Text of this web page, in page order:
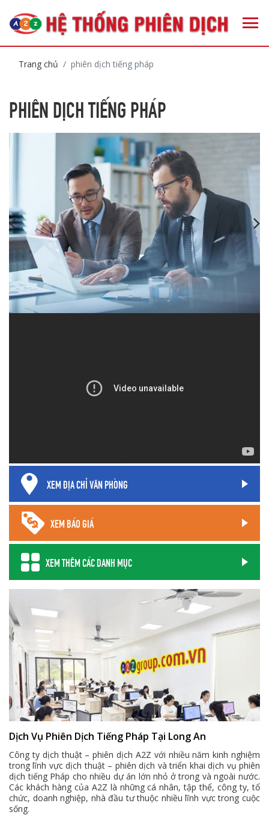
Trang chủ phiên dịch tiếng pháp
PHIÊN DỊCH TIẾNG PHÁP
XEM ĐỊA CHỈ VĂN PHÒNG
XEM BÁO GIÁ
XEM THÊM CÁC DANH MỤC
Dịch Vụ Phiên Dịch Tiếng Pháp Tại Long An
Công ty dịch thuật – phiên dịch A2Z với nhiều năm kinh nghiệm
trong lĩnh vực dịch thuật – phiên dịch và triển khai dịch vụ phiên
dịch tiếng Pháp cho nhiều dự án lớn nhỏ ở trong và ngoài nước.
Các khách hàng của A2Z là những cá nhân, tập thể, công ty, tổ
chức, doanh nghiệp, nhà đầu tư thuộc nhiều lĩnh vực trong cuộc
sống.